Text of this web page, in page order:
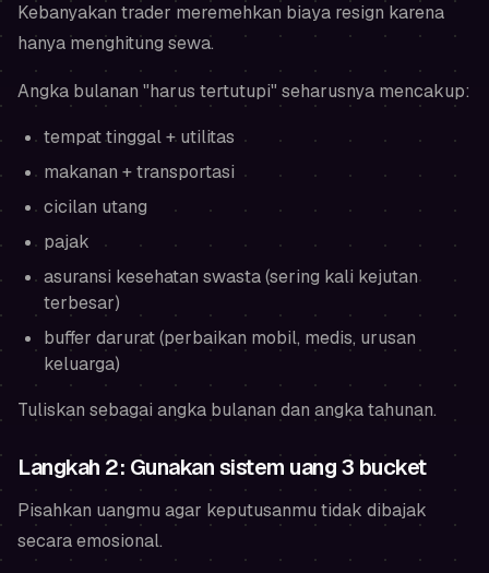
Kebanyakan trader meremehkan biaya resign karena
hanya menghitung sewa.
Angka bulanan "harus tertutupi" seharusnya mencakup:
tempat tinggal + utilitas
makanan + transportasi
cicilan utang
pajak
asuransi kesehatan swasta (sering kali kejutan
terbesar)
buffer darurat (perbaikan mobil, medis, urusan
keluarga)
Tuliskan sebagai angka bulanan dan angka tahunan.
Langkah 2: Gunakan sistem uang 3 bucket
Pisahkan uangmu agar keputusanmu tidak dibajak
secara emosional.